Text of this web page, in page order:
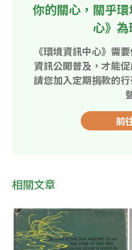
你的關心，關乎
心》
《環境資訊中心》需
資訊公開普及，才能
請您加入定期捐款的
前
相關文章